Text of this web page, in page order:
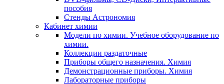
пособия
Стенды Астрономия
Кабинет химии
Модели по химии. Учебное оборудование по
химии.
Коллекции раздаточные
Приборы общего назначения. Химия
Демонстрационные приборы. Химия
Лабораторные приборы